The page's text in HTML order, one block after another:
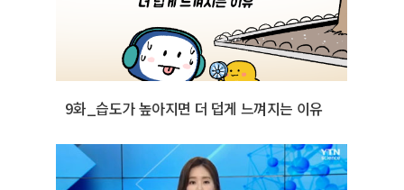
9화_습도가 높아지면 더 덥게 느껴지는 이유